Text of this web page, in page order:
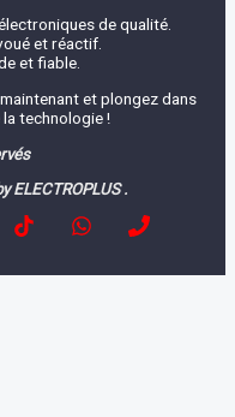
de qualité.
et réactif.
et fiable.
et plongez dans
technologie !
ELECTROPLUS .